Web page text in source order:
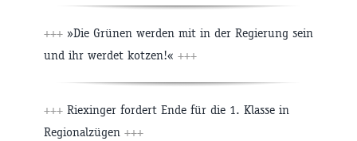
+++ »Die Grünen werden mit in der Regierung sein
und ihr werdet kotzen!« +++
+++ Riexinger fordert Ende für die 1. Klasse in
Regionalzügen +++